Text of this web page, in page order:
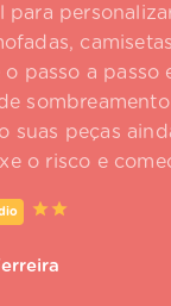
para
passo a passo
suas peças
o risco e